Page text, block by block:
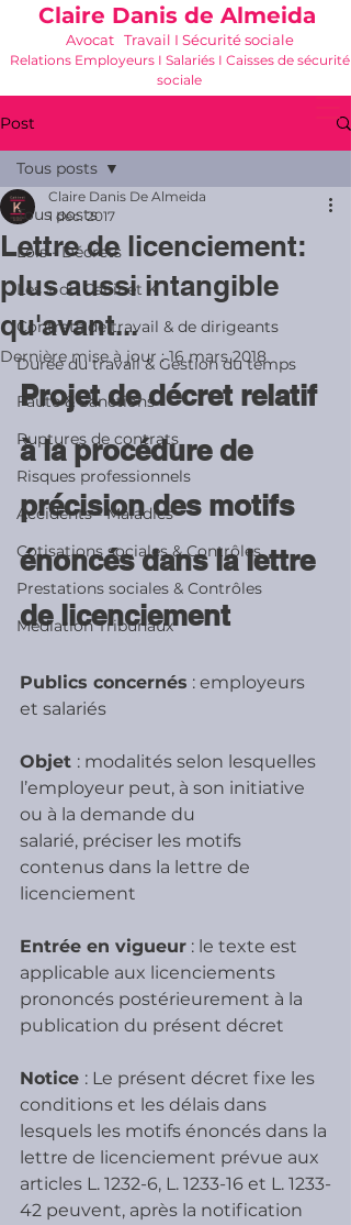
Claire Danis de Almeida
Avocat Travail I Sécurité sociale
Relations Employeurs I Salariés I Caisses de sécurité
sociale
Post
Tous posts
Lois - Décrets
Les + du Cabinet K
Contrats de travail & de dirigeants
Durée du travail & Gestion du temps
Faute & Sanctions
Ruptures de contrats
Risques professionnels
Accidents - Maladies
Cotisations sociales & Contrôles
Prestations sociales & Contrôles
Médiation Tribunaux
Tous posts
Lettre de licenciement:
plus aussi intangible
qu'avant...
Claire Danis De Almeida
1 déc. 2017
Dernière mise à jour :16 mars 2018
Projet de décret relatif
à la procédure de
précision des motifs
énoncés dans la lettre
de licenciement
Publics concernés : employeurs
et salariés
Objet : modalités selon lesquelles
l’employeur peut, à son initiative
ou à la demande du
salarié, préciser les motifs
contenus dans la lettre de
licenciement
Entrée en vigueur : le texte est
applicable aux licenciements
prononcés postérieurement à la
publication du présent décret
Notice : Le présent décret fixe les
conditions et les délais dans
lesquels les motifs énoncés dans la
lettre de licenciement prévue aux
articles L. 1232-6, L. 1233-16 et L. 1233-
42 peuvent, après la notification